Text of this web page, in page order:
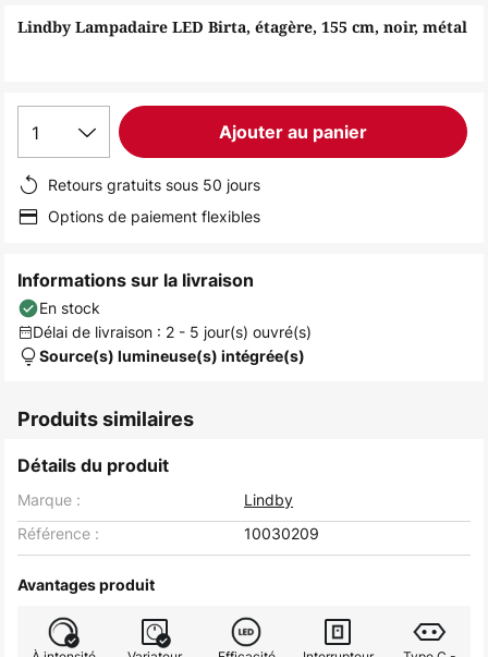
the
Lindby Lampadaire LED Birta, étagère, 155 cm, noir, métal
1 Ajouter au panier
Retours gratuits sous 50 jours
Options de paiement flexibles
Informations sur la livraison
En stock
Délai de livraison : 2 - 5 jour(s) ouvré(s)
Source(s) lumineuse(s) intégrée(s)
Produits similaires
Détails du produit
Marque :
Lindby
Référence :
10030209
Avantages produit